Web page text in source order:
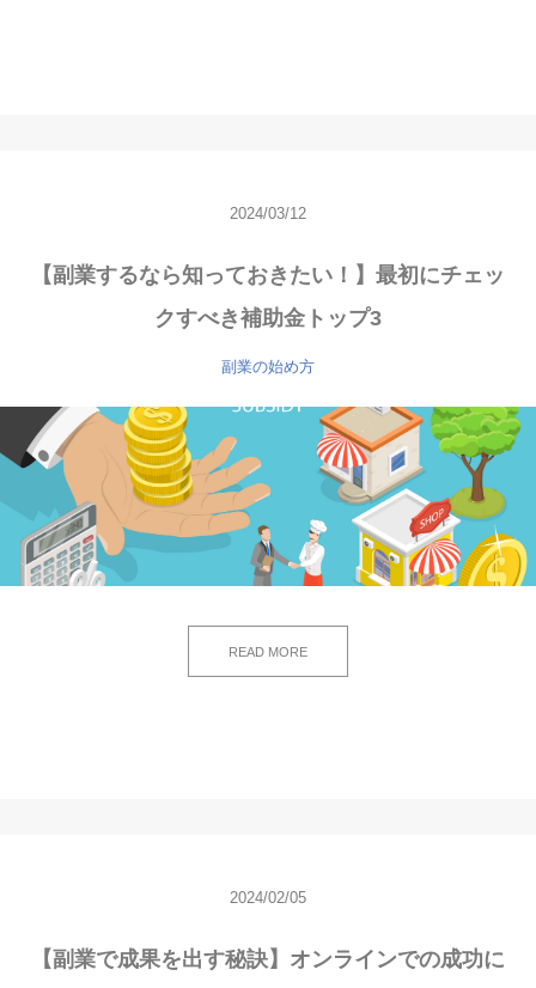
2024/03/12
【副業するなら知っておきたい！】最初にチェッ
クすべき補助金トップ3
副業の始め方
READ MORE
2024/02/05
【副業で成果を出す秘訣】オンラインでの成功に